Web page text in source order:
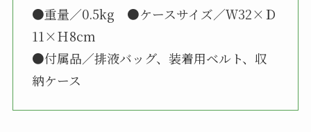
●重量／0.5kg ●ケースサイズ／Ｗ32×Ｄ
11×Ｈ8cm
●付属品／排液バッグ、装着用ベルト、収
納ケース